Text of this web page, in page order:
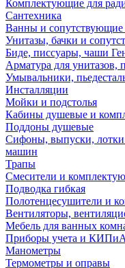
Комплектующие для
Сантехника
Ванны и сопутствующие
Унитазы, бачки и
Биде, писсуары, чаши
Арматура для унитазов,
Умывальники,
Инсталляции
Мойки и подстолья
Кабины душевые и
Поддоны душевые
Сифоны, выпуски,
машин
Трапы
Смесители и
Подводка гибкая
Полотенцесушители и
Вентиляторы,
Мебель для ванных
Приборы учета и КИПиА
Манометры
Термометры и оправы